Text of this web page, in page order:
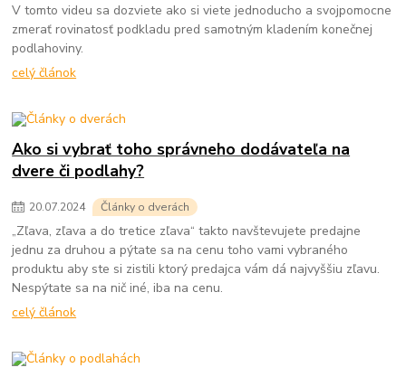
V tomto videu sa dozviete ako si viete jednoducho a svojpomocne
zmerať rovinatosť podkladu pred samotným kladením konečnej
podlahoviny.
celý článok
Ako si vybrať toho správneho dodávateľa na
dvere či podlahy?
20.07.2024 Články o dverách
„Zľava, zľava a do tretice zľava“ takto navštevujete predajne
jednu za druhou a pýtate sa na cenu toho vami vybraného
produktu aby ste si zistili ktorý predajca vám dá najvyššiu zľavu.
Nespýtate sa na nič iné, iba na cenu.
celý článok